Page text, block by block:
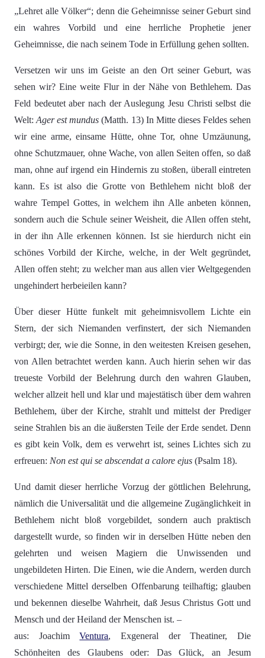
„Lehret alle Völker“; denn die Geheimnisse seiner Geburt sind
ein wahres Vorbild und eine herrliche Prophetie jener
Geheimnisse, die nach seinem Tode in Erfüllung gehen sollten.
Versetzen wir uns im Geiste an den Ort seiner Geburt, was
sehen wir? Eine weite Flur in der Nähe von Bethlehem. Das
Feld bedeutet aber nach der Auslegung Jesu Christi selbst die
Welt:Ager est mundus (Matth. 13) In Mitte dieses Feldes sehen
wir eine arme, einsame Hütte, ohne Tor, ohne Umzäunung,
ohne Schutzmauer, ohne Wache, von allen Seiten offen, so daß
man, ohne auf irgend ein Hindernis zu stoßen, überall eintreten
kann. Es ist also die Grotte von Bethlehem nicht bloß der
wahre Tempel Gottes, in welchem ihn Alle anbeten können,
sondern auch die Schule seiner Weisheit, die Allen offen steht,
in der ihn Alle erkennen können. Ist sie hierdurch nicht ein
schönes Vorbild der Kirche, welche, in der Welt gegründet,
Allen offen steht; zu welcher man aus allen vier Weltgegenden
ungehindert herbeieilen kann?
Über dieser Hütte funkelt mit geheimnisvollem Lichte ein
Stern, der sich Niemanden verfinstert, der sich Niemanden
verbirgt; der, wie die Sonne, in den weitesten Kreisen gesehen,
von Allen betrachtet werden kann. Auch hierin sehen wir das
treueste Vorbild der Belehrung durch den wahren Glauben,
welcher allzeit hell und klar und majestätisch über dem wahren
Bethlehem, über der Kirche, strahlt und mittelst der Prediger
seine Strahlen bis an die äußersten Teile der Erde sendet. Denn
es gibt kein Volk, dem es verwehrt ist, seines Lichtes sich zu
erfreuen: Non est qui se abscendat a calore ejus (Psalm 18).
Und damit dieser herrliche Vorzug der göttlichen Belehrung,
nämlich die Universalität und die allgemeine Zugänglichkeit in
Bethlehem nicht bloß vorgebildet, sondern auch praktisch
dargestellt wurde, so finden wir in derselben Hütte neben den
gelehrten und weisen Magiern die Unwissenden und
ungebildeten Hirten. Die Einen, wie die Andern, werden durch
verschiedene Mittel derselben Offenbarung teilhaftig; glauben
und bekennen dieselbe Wahrheit, daß Jesus Christus Gott und
Mensch und der Heiland der Menschen ist. –
aus: JoachimVentura, Exgeneral der Theatiner, Die
Schönheiten des Glaubens oder: Das Glück, an Jesum